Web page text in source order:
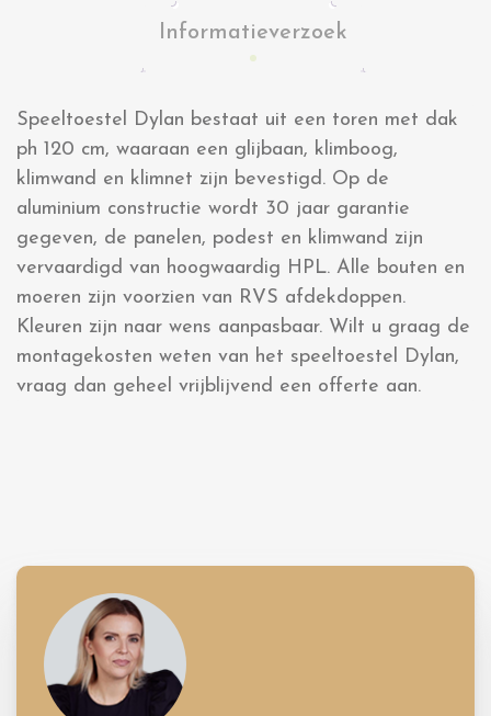
Informatieverzoek
Speeltoestel Dylan bestaat uit een toren met dak
ph 120 cm, waaraan een glijbaan, klimboog,
klimwand en klimnet zijn bevestigd. Op de
aluminium constructie wordt 30 jaar garantie
gegeven, de panelen, podest en klimwand zijn
vervaardigd van hoogwaardig HPL. Alle bouten en
moeren zijn voorzien van RVS afdekdoppen.
Kleuren zijn naar wens aanpasbaar. Wilt u graag de
montagekosten weten van het speeltoestel Dylan,
vraag dan geheel vrijblijvend een offerte aan.